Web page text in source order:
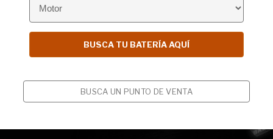
BUSCA UN PUNTO DE VENTA